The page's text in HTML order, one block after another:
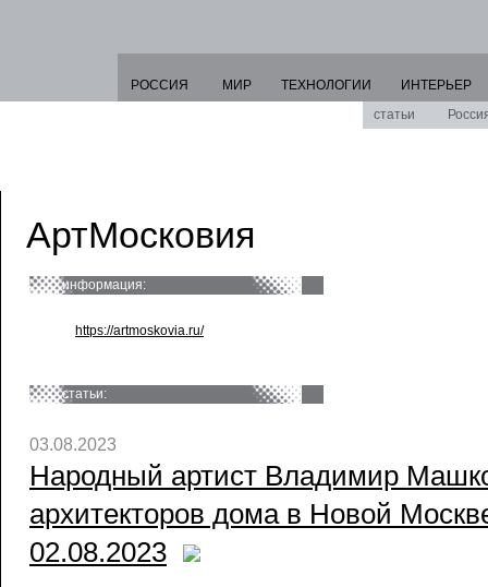
РОССИЯ МИР ТЕХНОЛОГИИ
ИНТЕРЬЕР
статьи
АртМосковия
информация:
https://artmoskovia.ru/
статьи:
03.08.2023
Народный артист Владимир
архитекторов дома в Новой
02.08.2023